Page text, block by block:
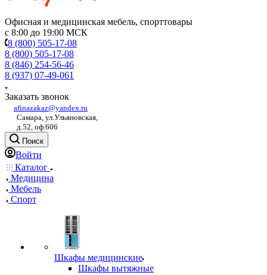
Офисная и медицинская мебель, спорттовары
с 8:00 до 19:00 МСК
8 (800) 505-17-08
8 (800) 505-17-08
8 (846) 254-56-46
8 (937) 07-49-061
Заказать звонок
afinazakaz@yandex.ru
Самара, ул.Ульяновская,
д.52, оф.606
Поиск
Войти
Каталог
Медицина
Мебель
Спорт
Шкафы медицинские
Шкафы вытяжные